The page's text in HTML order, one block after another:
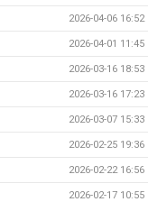
2026-04-06 16:52
2026-04-01 11:45
2026-03-16 18:53
2026-03-16 17:23
2026-03-07 15:33
2026-02-25 19:36
2026-02-22 16:56
2026-02-17 10:55